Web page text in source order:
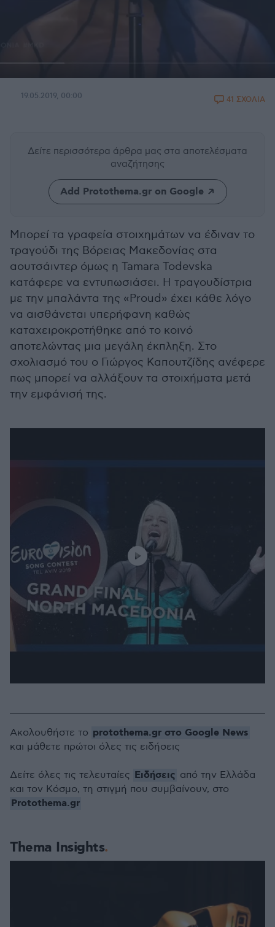
19.05.2019, 00:00 41 ΣΧΟΛΙΑ
Δείτε περισσότερα άρθρα μας στα αποτελέσματα
αναζήτησης
Add Protothema.gr on Google
Μπορεί τα γραφεία στοιχημάτων να έδιναν το
τραγούδι της Βόρειας Μακεδονίας στα
αουτσάιντερ όμως η Tamara Todevska
κατάφερε να εντυπωσιάσει. Η τραγουδίστρια
με την μπαλάντα της «Proud» έχει κάθε λόγο
να αισθάνεται υπερήφανη καθώς
καταχειροκροτήθηκε από το κοινό
αποτελώντας μια μεγάλη έκπληξη. Στο
σχολιασμό του ο Γιώργος Καπουτζίδης ανέφερε
πως μπορεί να αλλάξουν τα στοιχήματα μετά
την εμφάνισή της.
Thema Insights
Ακολουθήστε το protothema.gr στο Google News
και μάθετε πρώτοι όλες τις ειδήσεις
Δείτε όλες τις τελευταίες Ειδήσεις από την Ελλάδα
και τον Κόσμο, τη στιγμή που συμβαίνουν, στο
Protothema.gr